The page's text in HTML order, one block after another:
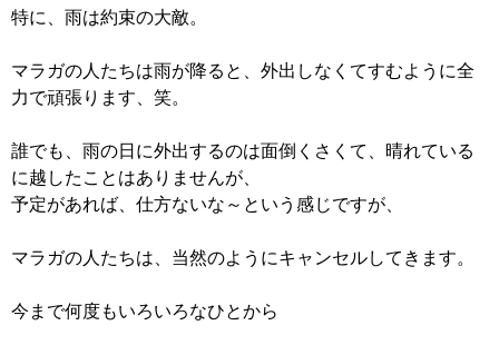
特に、雨は約束の大敵。
マラガの人たちは雨が降ると、外出しなくてすむように全
力で頑張ります、笑。
誰でも、雨の日に外出するのは面倒くさくて、晴れている
に越したことはありませんが、
予定があれば、仕方ないな～という感じですが、
マラガの人たちは、当然のようにキャンセルしてきます。
今まで何度もいろいろなひとから